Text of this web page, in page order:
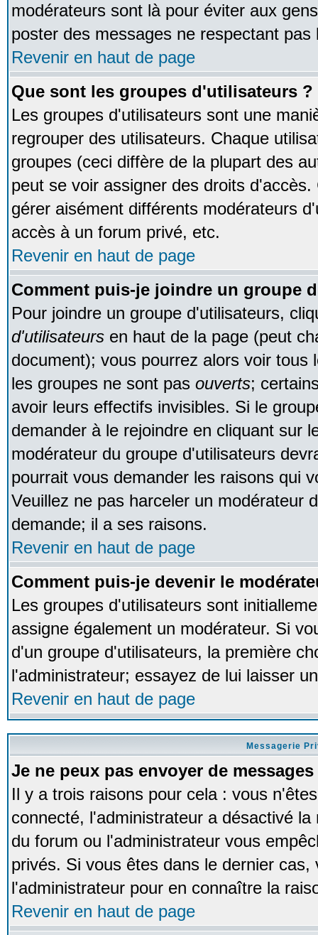
modérateurs sont là pour éviter aux
poster des messages ne respectant pas
Revenir en haut de page
Que sont les groupes d'utilisateurs ?
Les groupes d'utilisateurs sont une
regrouper des utilisateurs. Chaque
groupes (ceci diffère de la plupart des
peut se voir assigner des droits
gérer aisément différents modérateurs
accès à un forum privé, etc.
Revenir en haut de page
Comment puis-je joindre un groupe
Pour joindre un groupe d'utilisateurs,
d'utilisateurs en haut de la page (peut
document); vous pourrez alors voir tous
les groupes ne sont pas ouverts;
avoir leurs effectifs invisibles. Si le
demander à le rejoindre en cliquant sur
modérateur du groupe d'utilisateurs
pourrait vous demander les raisons qui
Veuillez ne pas harceler un modérateur
demande; il a ses raisons.
Revenir en haut de page
Comment puis-je devenir le
Les groupes d'utilisateurs sont
assigne également un modérateur. Si
d'un groupe d'utilisateurs, la première
l'administrateur; essayez de lui laisser
Revenir en haut de page
Messagerie
Je ne peux pas envoyer de
Il y a trois raisons pour cela : vous
connecté, l'administrateur a désactivé
du forum ou l'administrateur vous
privés. Si vous êtes dans le dernier
l'administrateur pour en connaître la
Revenir en haut de page